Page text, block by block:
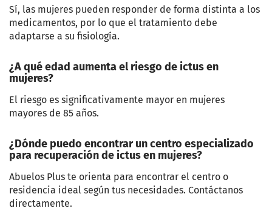
Sí, las mujeres pueden responder de forma distinta a los
medicamentos, por lo que el tratamiento debe
adaptarse a su fisiología.
¿A qué edad aumenta el riesgo de ictus en
mujeres?
El riesgo es significativamente mayor en mujeres
mayores de 85 años.
¿Dónde puedo encontrar un centro especializado
para recuperación de ictus en mujeres?
Abuelos Plus te orienta para encontrar el centro o
residencia ideal según tus necesidades. Contáctanos
directamente.